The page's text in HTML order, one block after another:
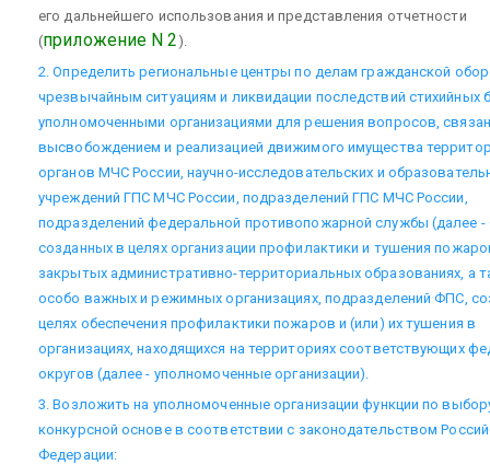
его дальнейшего использования и представления отчетности
(приложение N 2 ).
2. Определить региональные центры по делам гражданской
чрезвычайным ситуациям и ликвидации последствий стихийных
уполномоченными организациями для решения вопросов,
высвобождением и реализацией движимого имущества
органов МЧС России, научно-исследовательских и
учреждений ГПС МЧС России, подразделений ГПС МЧС России,
подразделений федеральной противопожарной службы (далее
созданных в целях организации профилактики и тушения
закрытых административно-территориальных образованиях, а
особо важных и режимных организациях, подразделений ФПС,
целях обеспечения профилактики пожаров и (или) их тушения в
организациях, находящихся на территориях соответствующих
округов (далее - уполномоченные организации).
3. Возложить на уполномоченные организации функции по
конкурсной основе в соответствии с законодательством
Федерации: